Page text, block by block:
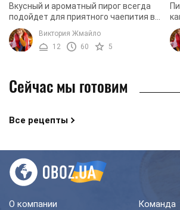
Вкусный и ароматный пирог всегда
подойдет для приятного чаепития в
кругу семьи и друзей. Быстрый в
приготовлении, пирог не займет у
хозяйки много ...
Виктория Жмайло
12
60 5
Сейчас мы готовим
Все рецепты
О компании Команда